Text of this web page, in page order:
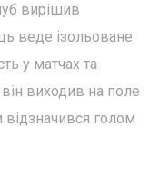
вирішив
веде ізольоване
у матчах та
виходив на поле
відзначився голом